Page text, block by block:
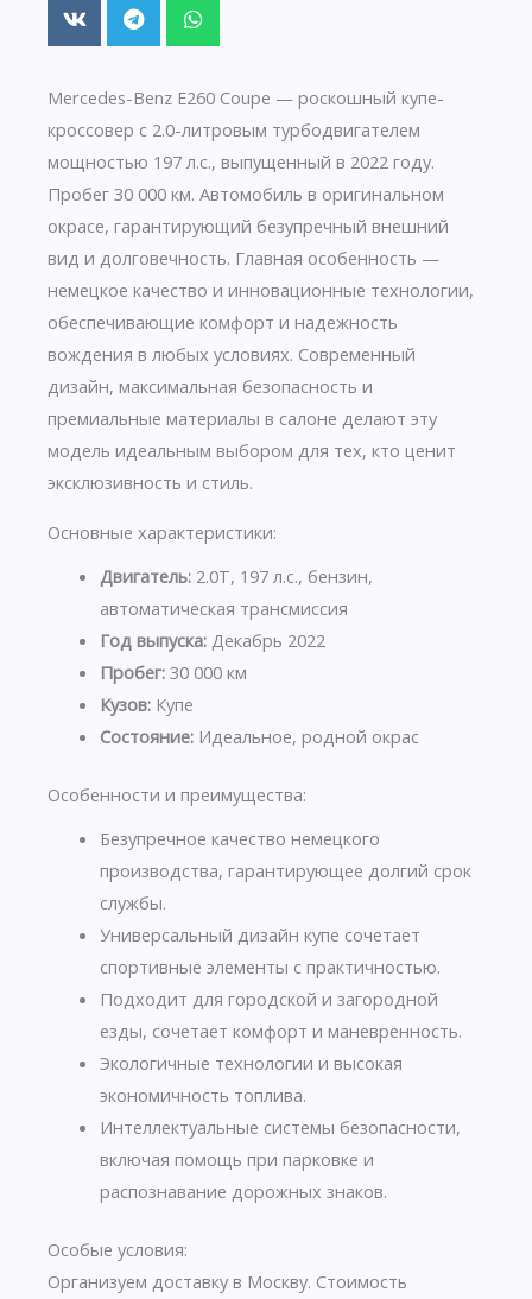
Mercedes-Benz E260 Coupe — роскошный купе-
кроссовер с 2.0-литровым турбодвигателем
мощностью 197 л.с., выпущенный в 2022 году.
Пробег 30 000 км. Автомобиль в оригинальном
окрасе, гарантирующий безупречный внешний
вид и долговечность. Главная особенность —
немецкое качество и инновационные технологии,
обеспечивающие комфорт и надежность
вождения в любых условиях. Современный
дизайн, максимальная безопасность и
премиальные материалы в салоне делают эту
модель идеальным выбором для тех, кто ценит
эксклюзивность и стиль.
Основные характеристики:
Двигатель:2.0T, 197 л.с., бензин,
автоматическая трансмиссия
Год выпуска:Декабрь 2022
Пробег:30 000 км
Кузов:Купе
Состояние:Идеальное, родной окрас
Особенности и преимущества:
Безупречное качество немецкого
производства, гарантирующее долгий срок
службы.
Универсальный дизайн купе сочетает
спортивные элементы с практичностью.
Подходит для городской и загородной
езды, сочетает комфорт и маневренность.
Экологичные технологии и высокая
экономичность топлива.
Интеллектуальные системы безопасности,
включая помощь при парковке и
распознавание дорожных знаков.
Особые условия:
Организуем доставку в Москву. Стоимость